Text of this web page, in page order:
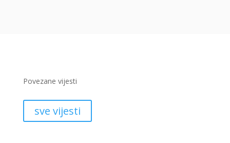
Povezane vijesti
sve vijesti